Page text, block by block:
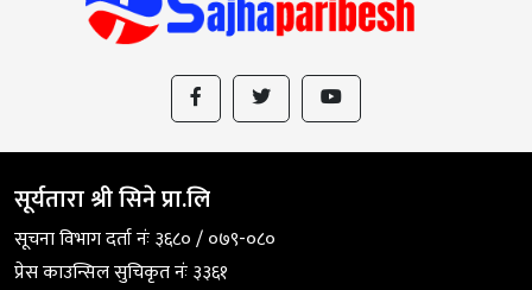
सूर्यतारा श्री सिने प्रा.लि
सूचना विभाग दर्ता नंः ३६८० / ०७९-०८०
प्रेस काउन्सिल सुचिकृत नंः ३३६१